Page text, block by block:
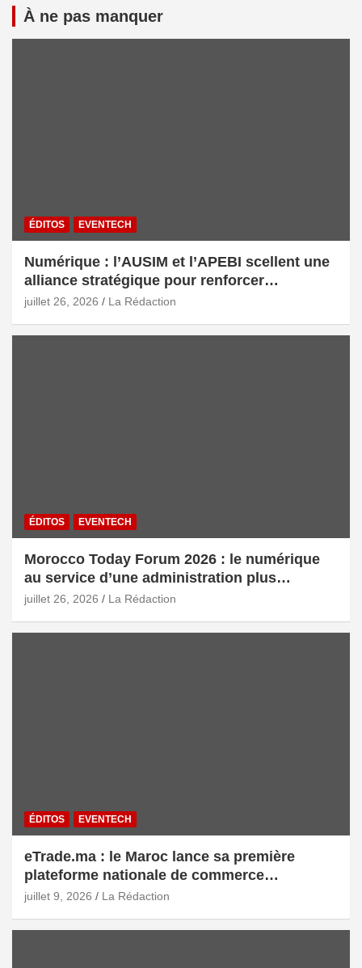
À ne pas manquer
ÉDITOS EVENTECH
Numérique : l’AUSIM et l’APEBI scellent une
alliance stratégique pour renforcer
l’écosystème digital marocain
juillet 26, 2026 La Rédaction
ÉDITOS EVENTECH
Morocco Today Forum 2026 : le numérique
au service d’une administration plus
intelligente
juillet 26, 2026 La Rédaction
ÉDITOS EVENTECH
eTrade.ma : le Maroc lance sa première
plateforme nationale de commerce
électronique B2B pour accélérer les
juillet 9, 2026 La Rédaction